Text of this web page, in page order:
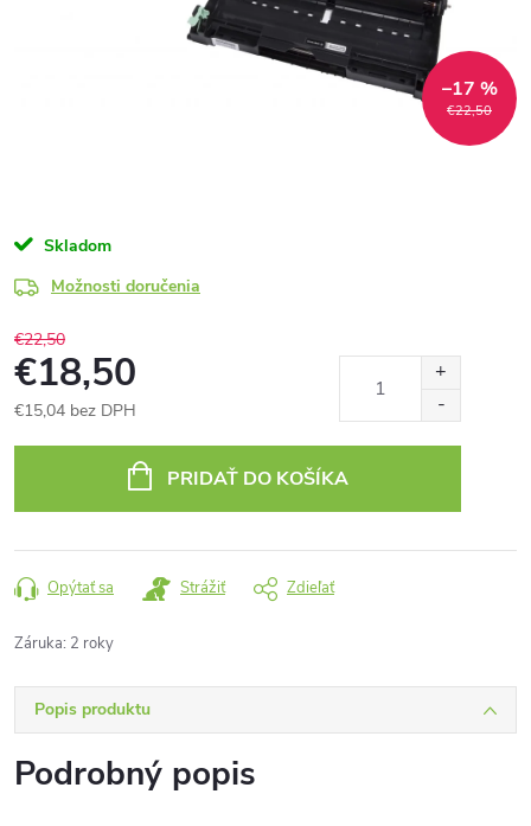
€22,50
–17 %
Skladom
Možnosti doručenia
€22,50
€18,50
€15,04 bez DPH
PRIDAŤ DO KOŠÍKA
Opýtať sa Strážiť Zdieľať
Záruka: 2 roky
Popis produktu
Podrobný popis